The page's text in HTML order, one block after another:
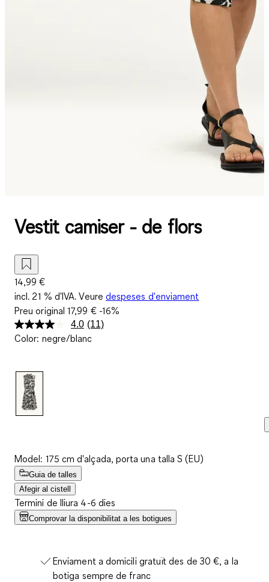
Vestit camiser - de flors
14,99 €
incl. 21 % d'IVA. Veure despeses d'enviament
Preu original17,99 €-16%
4.0 Llegeix
11
(11)
Color: negre/blanc
Model: 175 cm d'alçada, porta una talla S (EU)
Guia de talles
Afegir al cistell
Termini de lliura 4-6 dies
Comprovar la disponibilitat a les botigues
Enviament a domicili gratuït des de 30 €, a la
botiga sempre de franc